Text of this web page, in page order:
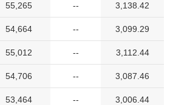
55,265 -- 3,138.42
54,664 -- 3,099.29
55,012 -- 3,112.44
54,706 -- 3,087.46
53,464 -- 3,006.44